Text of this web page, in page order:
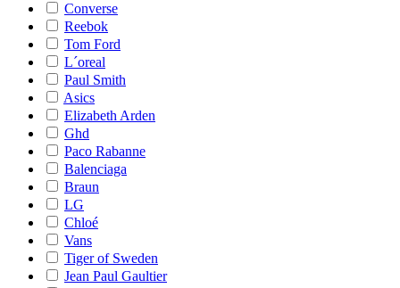
Converse
Reebok
Tom Ford
L´oreal
Paul Smith
Asics
Elizabeth Arden
Ghd
Paco Rabanne
Balenciaga
Braun
LG
Chloé
Vans
Tiger of Sweden
Jean Paul Gaultier